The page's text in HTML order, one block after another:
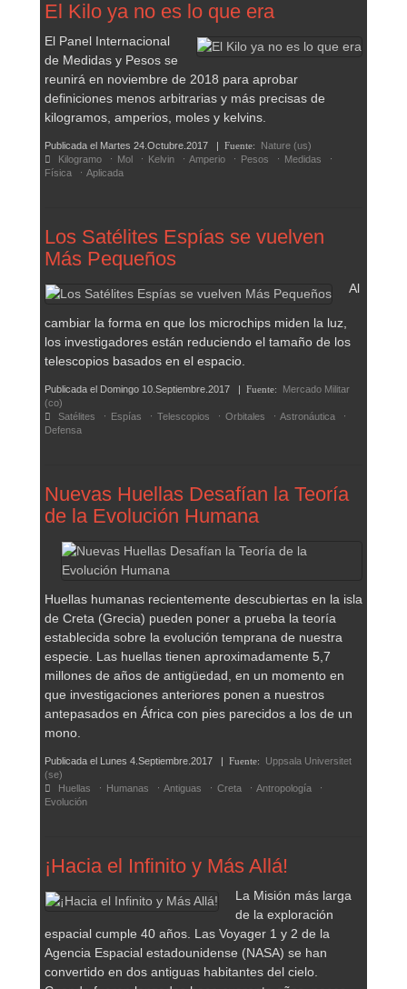
El Kilo ya no es lo que era
El Panel Internacional
de Medidas y Pesos se
reunirá en noviembre de 2018 para aprobar
definiciones menos arbitrarias y más precisas de
kilogramos, amperios, moles y kelvins.
Publicada el Martes 24.Octubre.2017 | Fuente:
Nature (us)
Kilogramo
Mol Kelvin Amperio Pesos
Medidas
Física
Aplicada
Los Satélites Espías se vuelven
Más Pequeños
Al
cambiar la forma en que los microchips miden la luz,
los investigadores están reduciendo el tamaño de los
telescopios basados en el espacio.
Publicada el Domingo 10.Septiembre.2017 | Fuente:
Mercado Militar
(co)
Satélites
Espías Telescopios Orbitales
Astronáutica
Defensa
Nuevas Huellas Desafían la Teoría
de la Evolución Humana
Huellas humanas recientemente descubiertas en la isla
de Creta (Grecia) pueden poner a prueba la teoría
establecida sobre la evolución temprana de nuestra
especie. Las huellas tienen aproximadamente 5,7
millones de años de antigüedad, en un momento en
que investigaciones anteriores ponen a nuestros
antepasados en África con pies parecidos a los de un
mono.
Publicada el Lunes 4.Septiembre.2017 | Fuente:
Uppsala Universitet
(se)
Huellas
Humanas Antiguas Creta
Antropología
Evolución
¡Hacia el Infinito y Más Allá!
La Misión más larga
de la exploración
espacial cumple 40 años. Las Voyager 1 y 2 de la
Agencia Espacial estadounidense (NASA) se han
convertido en dos antiguas habitantes del cielo.